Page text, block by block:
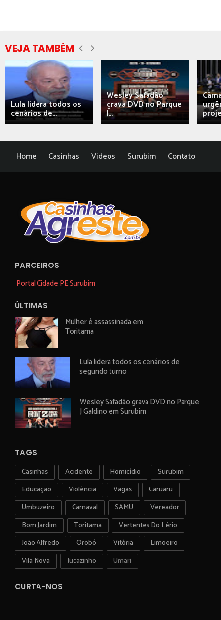
VEJA TAMBÉM
Lula lidera todos os
cenários de...
Wesley Safadão
grava DVD no Parque
J...
Home Casinhas Vídeos Surubim Contato
PARCEIROS
Portal Cidade PE Surubim
ÚLTIMAS
Mulher é assassinada em
Toritama
Lula lidera todos os cenários de
segundo turno
Wesley Safadão grava DVD no Parque
J Galdino em Surubim
TAGS
Casinhas Acidente Homicídio
Surubim
Educação
Violência Vagas
Caruaru
Umbuzeiro
Carnaval SAMU
Vereador
Bom Jardim
Toritama
Vertentes Do Lério
João Alfredo
Orobó Vitória
Limoeiro
Vila Nova
Jucazinho Umari
CURTA-NOS